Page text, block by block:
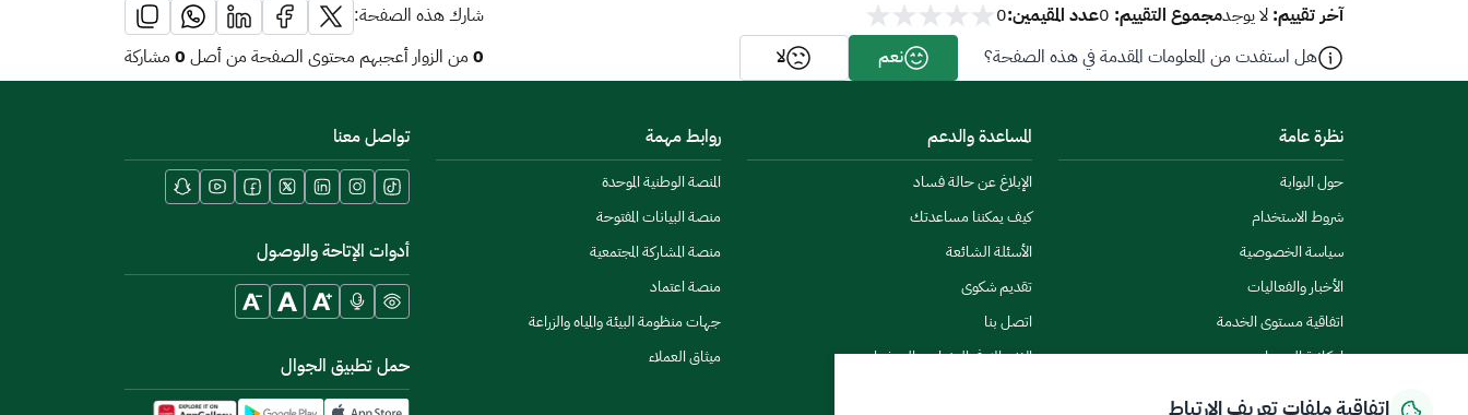
آخر تقييم:لا يوجدمجموع التقييم: 0عدد المقيمين:0
شارك هذه الصفحة:
هل استفدت من المعلومات المقدمة في هذه الصفحة؟
نعم لا 0من الزوار أعجبهم محتوى الصفحة من أصل0مشاركة
نظرة عامة
حول البوابة
شروط الاستخدام
سياسة الخصوصية
الأخبار والفعاليات
اتفاقية مستوى الخدمة
إمكانية الوصول
المساعدة والدعم
الإبلاغ عن حالة فساد
كيف يمكننا مساعدتك
الأسئلة الشائعة
تقديم شكوى
اتصل بنا
الاشتراك في النشرات والتحذيرات
روابط مهمة
المنصة الوطنية الموحدة
منصة البيانات المفتوحة
منصة المشاركة المجتمعية
منصة اعتماد
جهات منظومة البيئة والمياه والزراعة
ميثاق العملاء
تواصل معنا
أدوات الإتاحة والوصول
حمل تطبيق الجوال